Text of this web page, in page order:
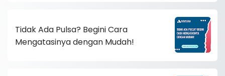
Tidak Ada Pulsa? Begini Cara
Mengatasinya dengan Mudah!